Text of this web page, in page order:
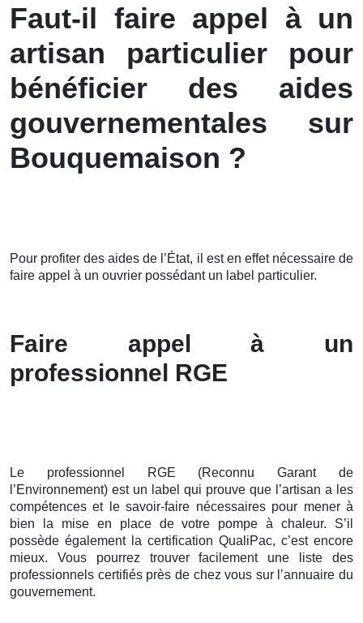
Faut-il faire appel à un
artisan particulier pour
bénéficier des aides
gouvernementales sur
Bouquemaison ?
Pour profiter des aides de l’État, il est en effet nécessaire de
faire appel à un ouvrier possédant un label particulier.
Faire appel à un
professionnel RGE
Le professionnel RGE (Reconnu Garant de
l’Environnement) est un label qui prouve que l’artisan a les
compétences et le savoir-faire nécessaires pour mener à
bien la mise en place de votre pompe à chaleur. S’il
possède également la certification QualiPac, c’est encore
mieux. Vous pourrez trouver facilement une liste des
professionnels certifiés près de chez vous sur l’annuaire du
gouvernement.